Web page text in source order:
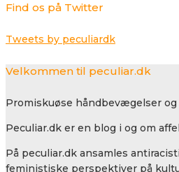
Find os på Twitter
Tweets by peculiardk
Velkommen til peculiar.dk
Promiskuøse håndbevægelser
Peculiar.dk er en blog i og om
På peculiar.dk ansamles
feministiske perspektiver på